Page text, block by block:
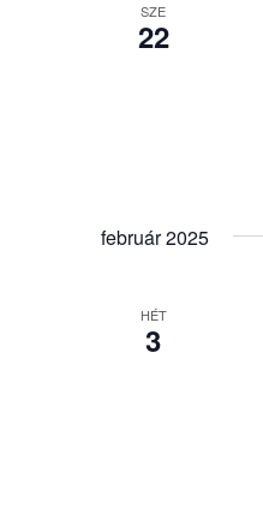
SZE
22
február 2025
HÉT
3